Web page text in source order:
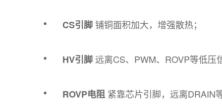
· CS引脚铺铜面积加大，增强散热；
· HV引脚远离CS、PWM、ROVP等低压
· ROVP电阻紧靠芯片引脚，远离DRAIN